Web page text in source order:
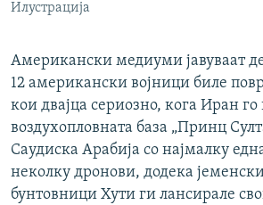
Илустрација
Американски медиуми јавуваат
12 американски војници биле
кои двајца сериозно, кога Иран го
воздухопловната база „Принц
Саудиска Арабија со најмалку
неколку дронови, додека
бунтовници Хути ги лансирале